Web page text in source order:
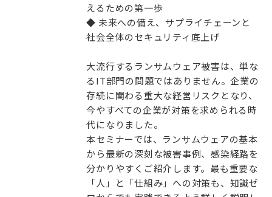
えるための第一歩
◆ 未来への備え、サプライチェーンと
社会全体のセキュリティ底上げ
大流行するランサムウェア被害は、単な
るIT部門の問題ではありません。企業の
存続に関わる重大な経営リスクとなり、
今やすべての企業が対策を求められる時
代になりました。
本セミナーでは、ランサムウェアの基本
から最新の深刻な被害事例、感染経路を
分かりやすくご紹介します。最も重要な
「人」と「仕組み」への対策も、知識ゼ